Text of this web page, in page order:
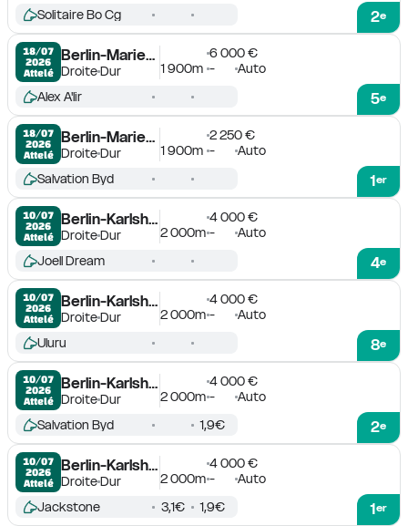
2e
Solitaire Bo Cg
18/07
2026
Attelé
Berlin-Mariendorf
DroiteDur
6 000 €
1 900m - Auto
5e
Alex A'lir
18/07
2026
Attelé
Berlin-Mariendorf
DroiteDur
2 250 €
1 900m - Auto
1er
Salvation Byd
10/07
2026
Attelé
Berlin-Karlshorst
DroiteDur
4 000 €
2 000m - Auto
4e
Joell Dream
10/07
2026
Attelé
Berlin-Karlshorst
DroiteDur
4 000 €
2 000m - Auto
8e
Uluru
10/07
2026
Attelé
Berlin-Karlshorst
DroiteDur
4 000 €
2 000m - Auto
2e
Salvation Byd 1,9€
10/07
2026
Attelé
Berlin-Karlshorst
DroiteDur
4 000 €
2 000m - Auto
1er
Jackstone 3,1€ 1,9€